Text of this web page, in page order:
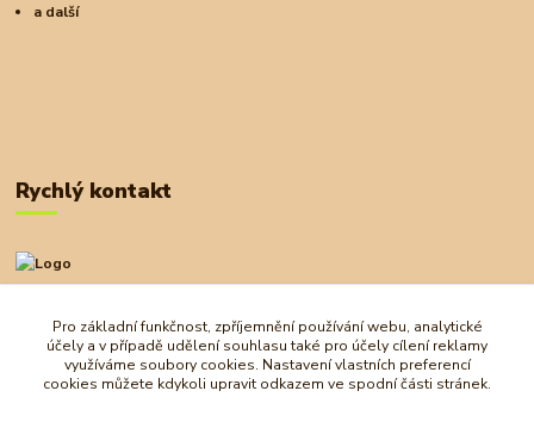
a další
Rychlý kontakt
+420 727 972 830
obchod@ostrovherahlavolamu.cz
Pro základní funkčnost, zpříjemnění používání webu, analytické
účely a v případě udělení souhlasu také pro účely cílení reklamy
využíváme soubory cookies. Nastavení vlastních preferencí
cookies můžete kdykoli upravit odkazem ve spodní části stránek.